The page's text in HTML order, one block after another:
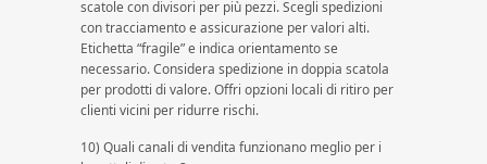
scatole con divisori per più pezzi. Scegli spedizioni
con tracciamento e assicurazione per valori alti.
Etichetta “fragile” e indica orientamento se
necessario. Considera spedizione in doppia scatola
per prodotti di valore. Offri opzioni locali di ritiro per
clienti vicini per ridurre rischi.
10) Quali canali di vendita funzionano meglio per i